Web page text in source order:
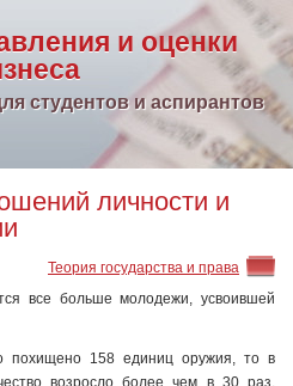
и оценки
студентов и аспирантов
личности и
Теория государства и права
все больше молодежи, усвоившей
похищено 158 единиц оружия, то в
возросло более чем в 30 раз.